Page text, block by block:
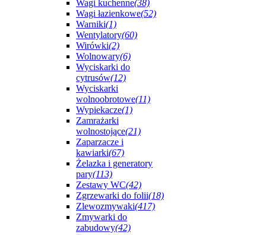
Wagi kuchenne(38)
Wagi łazienkowe(52)
Warniki(1)
Wentylatory(60)
Wirówki(2)
Wolnowary(6)
Wyciskarki do
cytrusów(12)
Wyciskarki
wolnoobrotowe(11)
Wypiekacze(1)
Zamrażarki
wolnostojące(21)
Zaparzacze i
kawiarki(67)
Żelazka i generatory
pary(113)
Zestawy WC(42)
Zgrzewarki do folii(18)
Zlewozmywaki(417)
Zmywarki do
zabudowy(42)